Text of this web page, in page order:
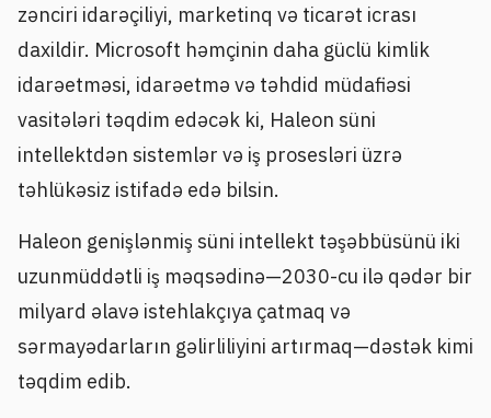
zənciri idarəçiliyi, marketinq və ticarət icrası
daxildir. Microsoft həmçinin daha güclü kimlik
idarəetməsi, idarəetmə və təhdid müdafiəsi
vasitələri təqdim edəcək ki, Haleon süni
intellektdən sistemlər və iş prosesləri üzrə
təhlükəsiz istifadə edə bilsin.
Haleon genişlənmiş süni intellekt təşəbbüsünü iki
uzunmüddətli iş məqsədinə—2030-cu ilə qədər bir
milyard əlavə istehlakçıya çatmaq və
sərmayədarların gəlirliliyini artırmaq—dəstək kimi
təqdim edib.